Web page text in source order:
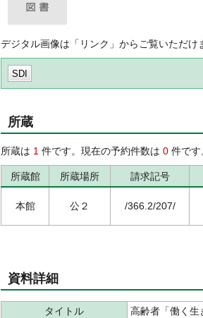
デジタル画像は「リンク」からご覧いただけ
SDI
所蔵
所蔵は 1 件です。現在の予約件数は 0 件です
所蔵館 所蔵場所 請求記号
本館 公２ /366.2/207/
資料詳細
タイトル 高齢者「働く生